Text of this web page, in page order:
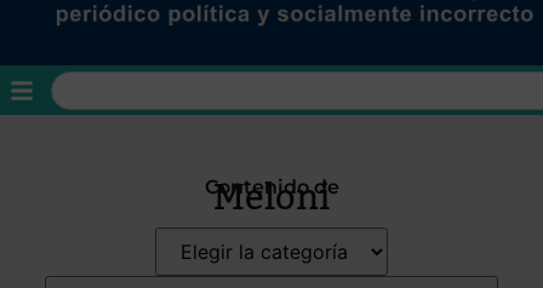
Contenido de
Meloni